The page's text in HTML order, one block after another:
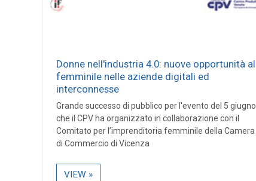
Donne nell'industria 4.0: nuove opportunità al
femminile nelle aziende digitali ed
interconnesse
Grande successo di pubblico per l'evento del 5 giugno
che il CPV ha organizzato in collaborazione con il
Comitato per l’imprenditoria femminile della Camera
di Commercio di Vicenza
VIEW »